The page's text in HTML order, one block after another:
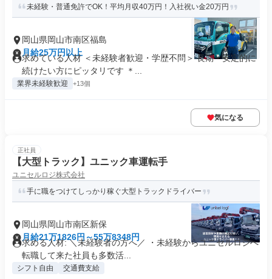
未経験・普通免許でOK！平均月収40万円！入社祝い金20万円
岡山県岡山市南区福島
月給25万円以上
求めている人材 ＜未経験者歓迎・学歴不問＞ 長期・安定的に
続けたい方にピッタリです ＊...
業界未経験歓迎 +13個
気になる
正社員
【大型トラック】ユニック車運転手
ユニセルロジ株式会社
手に職をつけてしっかり稼ぐ大型トラックドライバー
岡山県岡山市南区新保
月給21万1826円～55万8348円
求める人材: ＼未経験者の方へ／ ・未経験からユニセルロジへ
転職して来た社員も多数活...
シフト自由 交通費支給